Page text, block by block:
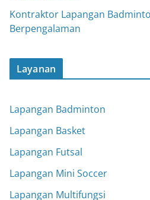
Kontraktor Lapangan
Berpengalaman
Layanan
Lapangan Badminton
Lapangan Basket
Lapangan Futsal
Lapangan Mini Soccer
Lapangan Multifungsi